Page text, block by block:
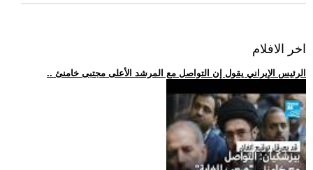
اخر الافلام
.. الرئيس الإيراني يقول إن التواصل مع المرشد الأعلى مجتبى خامنئ